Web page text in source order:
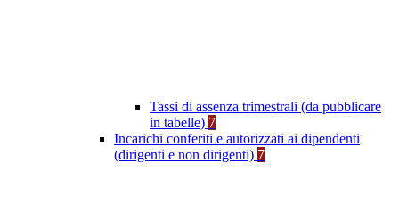
Tassi di assenza trimestrali (da pubblicare
in tabelle) 7
Incarichi conferiti e autorizzati ai dipendenti
(dirigenti e non dirigenti) 7